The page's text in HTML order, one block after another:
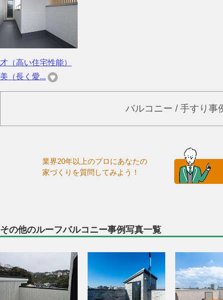
才（高い住宅性能）
美（長く愛...
バルコニー / 手すり事
業界20年以上のプロにあなたの
家づくりを質問してみよう！
その他のルーフバルコニー事例写真一覧